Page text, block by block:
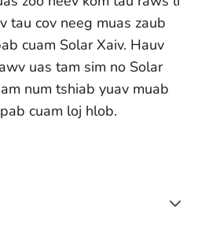
tau cov neeg muas zaub
cuam Solar Xaiv. Hauv
uas tam sim no Solar
num tshiab yuav muab
cuam loj hlob.